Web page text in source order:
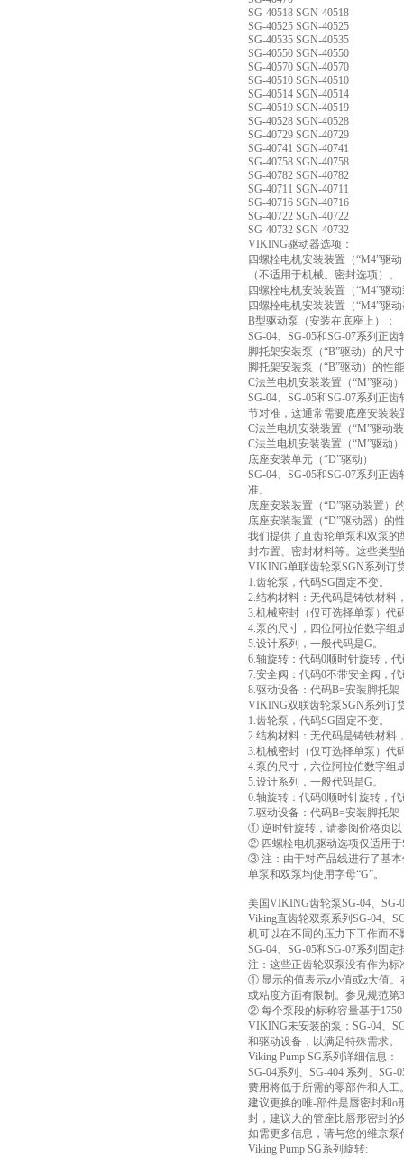
SG-40518 SGN-40518
SG-40525 SGN-40525
SG-40535 SGN-40535
SG-40550 SGN-40550
SG-40570 SGN-40570
SG-40510 SGN-40510
SG-40514 SGN-40514
SG-40519 SGN-40519
SG-40528 SGN-40528
SG-40729 SGN-40729
SG-40741 SGN-40741
SG-40758 SGN-40758
SG-40782 SGN-40782
SG-40711 SGN-40711
SG-40716 SGN-40716
SG-40722 SGN-40722
SG-40732 SGN-40732
VIKING驱动器选项：
四螺栓电机安装装置（“M4”驱
（不适用于机械。密封选项）。
四螺栓电机安装装置（“M4”驱
四螺栓电机安装装置（“M4”驱
B型驱动泵（安装在底座上）：
SG-04、SG-05和SG-07系列正
脚托架安装泵（“B”驱动）的尺
脚托架安装泵（“B”驱动）的性
C法兰电机安装装置（“M”驱动
SG-04、SG-05和SG-07系列正
节对准，这通常需要底座安装装
C法兰电机安装装置（“M”驱动
C法兰电机安装装置（“M”驱动
底座安装单元（“D”驱动）
SG-04、SG-05和SG-07系列正
准。
底座安装装置（“D”驱动装置）
底座安装装置（“D”驱动器）的
我们提供了直齿轮单泵和双泵
封布置、密封材料等。这些类
VIKING单联齿轮泵SGN系列订
1.齿轮泵，代码SG固定不变。
2.结构材料：无代码是铸铁材料
3.机械密封（仅可选择单泵）代
4.泵的尺寸，四位阿拉伯数字组
5.设计系列，一般代码是G。
6.轴旋转：代码0顺时针旋转，
7.安全阀：代码0不带安全阀，
8.驱动设备：代码B=安装脚托
VIKING双联齿轮泵SGN系列订
1.齿轮泵，代码SG固定不变。
2.结构材料：无代码是铸铁材料
3.机械密封（仅可选择单泵）代
4.泵的尺寸，六位阿拉伯数字组
5.设计系列，一般代码是G。
6.轴旋转：代码0顺时针旋转，
7.驱动设备：代码B=安装脚托
① 逆时针旋转，请参阅价格页
② 四螺栓电机驱动选项仅适用于
③ 注：由于对产品线进行了基本
单泵和双泵均使用字母“G”。
美国VIKING齿轮泵SG-04、SG-
Viking直齿轮双泵系列SG-04、
机可以在不同的压力下工作而
SG-04、SG-05和SG-07系列固
注：这些正齿轮双泵没有作为
① 显示的值表示z小值或z大值。
或粘度方面有限制。参见规范第
② 每个泵段的标称容量基于
VIKING未安装的泵：SG-04、
和驱动设备，以满足特殊需求。
Viking Pump SG系列详细信息：
SG-04系列、SG-404 系列、
费用将低于所需的零部件和人工
建议更换的唯-部件是唇密封和o
封，建议大的管座比唇形密封
如需更多信息，请与您的维京泵
Viking Pump SG系列旋转: